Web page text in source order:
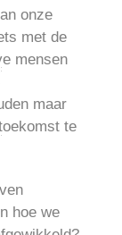
onze
met de
mensen
maar
te
hoe we